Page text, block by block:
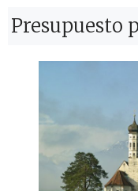
Presupuesto